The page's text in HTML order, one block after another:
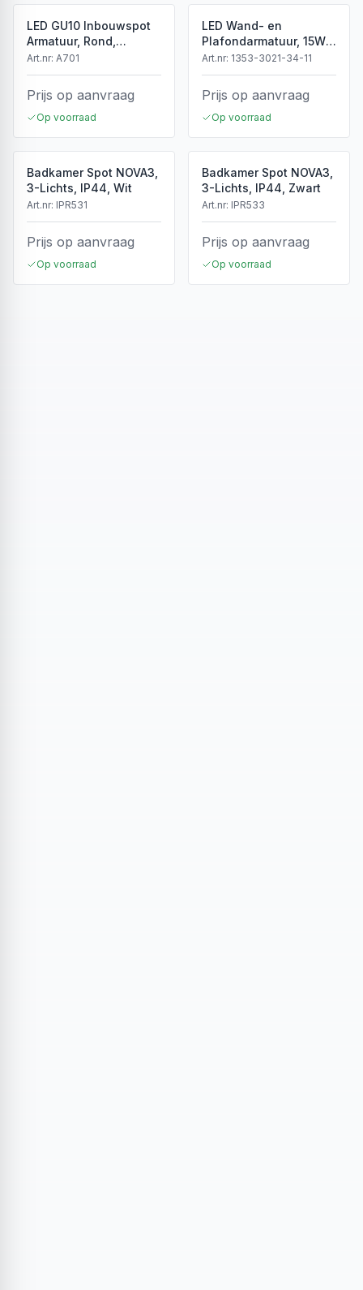
LED GU10 Inbouwspot
Armatuur, Rond,
Kantelbaar, IP20, Wit
Art.nr: A701
Prijs op aanvraag
Op voorraad
LED Wand- en
Plafondarmatuur, 15W,
3CCT, Sensor, IP54, Wit
Art.nr: 1353-3021-34-11
Prijs op aanvraag
Op voorraad
Badkamer Spot NOVA3,
3-Lichts, IP44, Wit
Art.nr: IPR531
Prijs op aanvraag
Op voorraad
Badkamer Spot NOVA3,
3-Lichts, IP44, Zwart
Art.nr: IPR533
Prijs op aanvraag
Op voorraad